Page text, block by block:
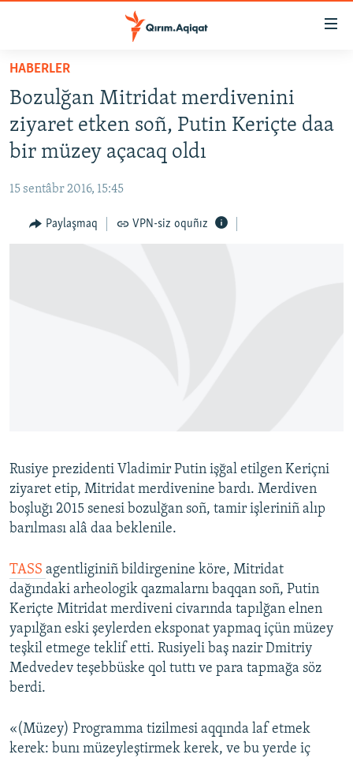
Esas
qaytmaq
Baş
navigatsiyağa
qaytmaq
Qıdıruvğa
HABERLER
SİYASET
İQTİSADİYAT
MEDENİYET
İNSAN AQLARI
RFE/RS bütün saytları
HABERLER
Bozulğan Mitridat merdivenini
ziyaret etken soñ, Putin Keriçte daa
bir müzey açacaq oldı
15 sentâbr 2016, 15:45
Paylaşmaq VPN-siz oquñız
Rusiye prezidenti Vladimir Putin işğal etilgen Keriçni
ziyaret etip, Mitridat merdivenine bardı. Merdiven
boşluğı 2015 senesi bozulğan soñ, tamir işleriniñ alıp
barılması alâ daa beklenile.
TASS agentliginiñ bildirgenine köre, Mitridat
dağındaki arheologik qazmalarnı baqqan soñ, Putin
Keriçte Mitridat merdiveni civarında tapılğan elnen
yapılğan eski şeylerden eksponat yapmaq içün müzey
teşkil etmege teklif etti. Rusiyeli baş nazir Dmitriy
Medvedev teşebbüske qol tuttı ve para tapmağa söz
berdi.
«(Müzey) Programma tizilmesi aqqında laf etmek
kerek: bunı müzeyleştirmek kerek, ve bu yerde iç